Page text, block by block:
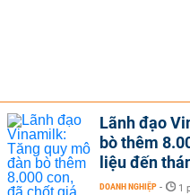
Lãnh đạo
bò thêm
liệu đến
DOANH NGHIỆP - 1